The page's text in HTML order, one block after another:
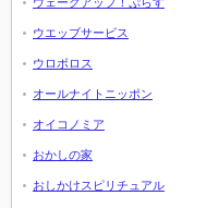
ウエッブサービス
ウロボロス
オールナイトニッポン
オイコノミア
おかしの家
おしかけスピリチュアル